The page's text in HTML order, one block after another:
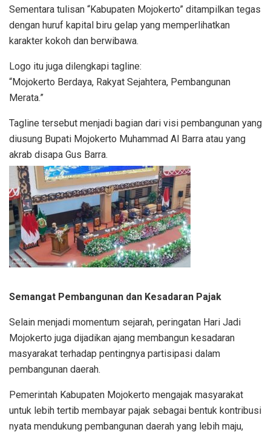
Sementara tulisan “Kabupaten Mojokerto” ditampilkan tegas
dengan huruf kapital biru gelap yang memperlihatkan
karakter kokoh dan berwibawa.
Logo itu juga dilengkapi tagline:
“Mojokerto Berdaya, Rakyat Sejahtera, Pembangunan
Merata.”
Tagline tersebut menjadi bagian dari visi pembangunan yang
diusung Bupati Mojokerto Muhammad Al Barra atau yang
akrab disapa Gus Barra.
Semangat Pembangunan dan Kesadaran Pajak
Selain menjadi momentum sejarah, peringatan Hari Jadi
Mojokerto juga dijadikan ajang membangun kesadaran
masyarakat terhadap pentingnya partisipasi dalam
pembangunan daerah.
Pemerintah Kabupaten Mojokerto mengajak masyarakat
untuk lebih tertib membayar pajak sebagai bentuk kontribusi
nyata mendukung pembangunan daerah yang lebih maju,